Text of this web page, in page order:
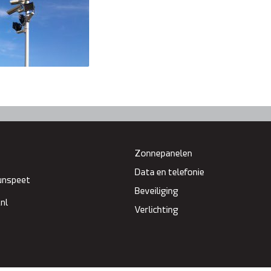
Zonnepanelen
Data en telefonie
Beveiliging
Verlichting